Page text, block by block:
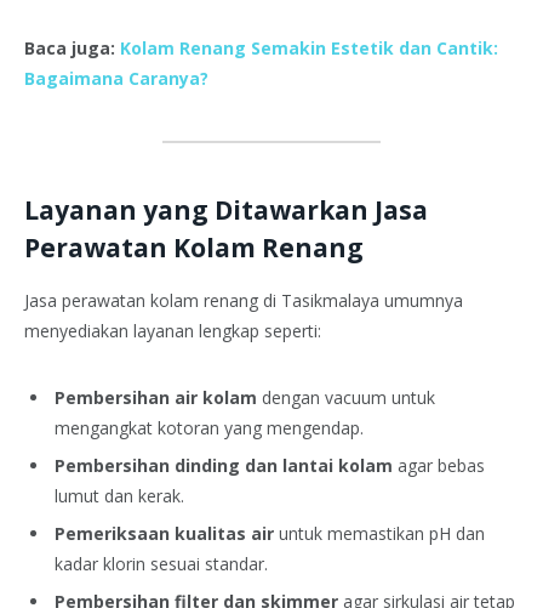
Baca juga: Kolam Renang Semakin Estetik dan Cantik:
Bagaimana Caranya?
Layanan yang Ditawarkan Jasa
Perawatan Kolam Renang
Jasa perawatan kolam renang di Tasikmalaya umumnya
menyediakan layanan lengkap seperti:
Pembersihan air kolam dengan vacuum untuk
mengangkat kotoran yang mengendap.
Pembersihan dinding dan lantai kolam agar bebas
lumut dan kerak.
Pemeriksaan kualitas air untuk memastikan pH dan
kadar klorin sesuai standar.
Pembersihan filter dan skimmer agar sirkulasi air tetap